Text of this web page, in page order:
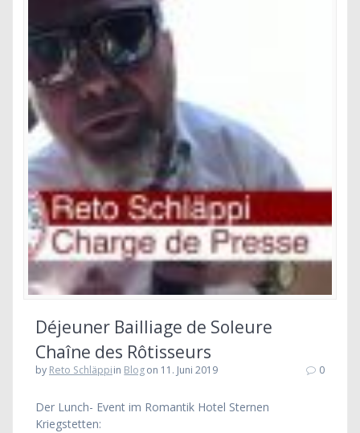
Déjeuner Bailliage de Soleure
Chaîne des Rôtisseurs
by Reto Schläppiin Blogon 11. Juni 2019 0
Der Lunch- Event im Romantik Hotel Sternen
Kriegstetten: